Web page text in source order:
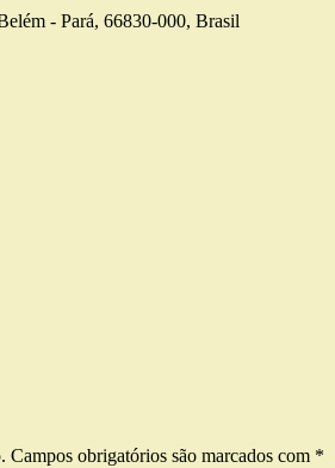
- Pará, 66830-000, Brasil
Campos obrigatórios são marcados com *